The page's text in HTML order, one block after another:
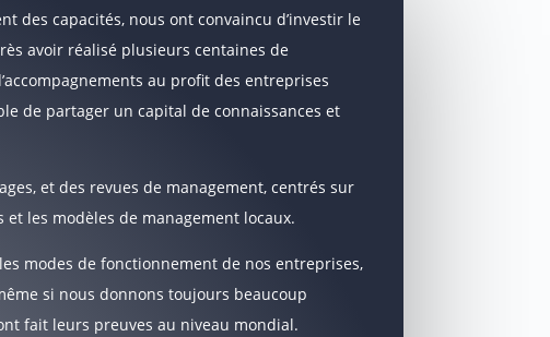
des capacités, nous ont convaincu d’investir le
avoir réalisé plusieurs centaines de
au profit des entreprises
de partager un capital de connaissances et
et des revues de management, centrés sur
les modèles de management locaux.
modes de fonctionnement de nos entreprises,
si nous donnons toujours beaucoup
fait leurs preuves au niveau mondial.